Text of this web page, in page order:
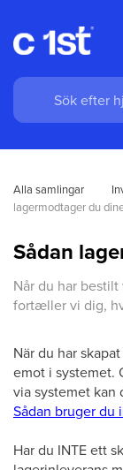
Alla samlingar
lagermodtager du
Sådan
Når du har
fortæller vi dig,
När du har
emot i systemet.
via systemet kan
Sådan bruger du
Har du INTE ett